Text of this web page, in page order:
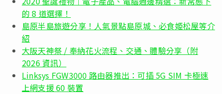
的 8 道選擇！
島原半島旅遊分享！人氣景點島原城、必食姫松屋等介
紹
大阪天神祭 / 奉納花火流程、交通、體驗分享（附
2026 資訊）
Linksys FGW3000 路由器推出：可插 5G SIM 卡極速
上網支援 60 裝置